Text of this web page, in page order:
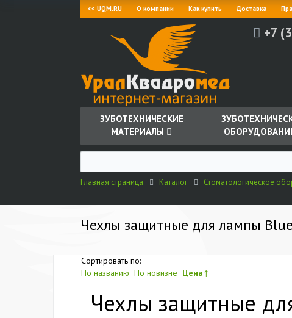
<< UQM.RU О компании Как купить Доставка
+7
ЗУБОТЕХНИЧЕСКИЕ
МАТЕРИАЛЫ
Главная страница Каталог Стоматологическое
Чехлы защитные для лампы
Сортировать по:
По названию По новизне Цена↑
Чехлы защитные